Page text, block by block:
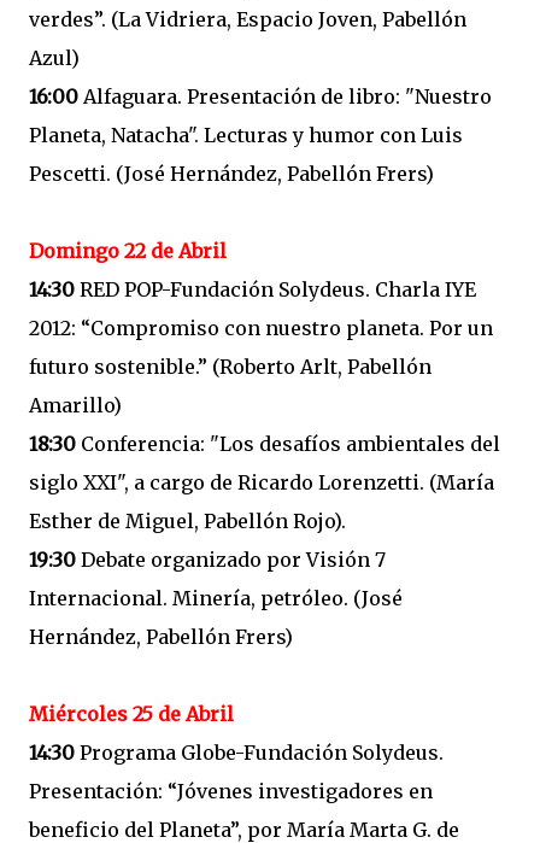
verdes”. (La Vidriera, Espacio Joven, Pabellón
Azul)
16:00 Alfaguara. Presentación de libro: "Nuestro
Planeta, Natacha". Lecturas y humor con Luis
Pescetti. (José Hernández, Pabellón Frers)
Domingo 22 de Abril
14:30 RED POP-Fundación Solydeus. Charla IYE
2012: “Compromiso con nuestro planeta. Por un
futuro sostenible.” (Roberto Arlt, Pabellón
Amarillo)
18:30 Conferencia: "Los desafíos ambientales del
siglo XXI", a cargo de Ricardo Lorenzetti. (María
Esther de Miguel, Pabellón Rojo).
19:30 Debate organizado por Visión 7
Internacional. Minería, petróleo. (José
Hernández, Pabellón Frers)
Miércoles 25 de Abril
14:30 Programa Globe-Fundación Solydeus.
Presentación: “Jóvenes investigadores en
beneficio del Planeta”, por María Marta G. de